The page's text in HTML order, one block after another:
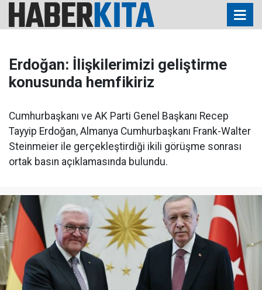
Erdoğan: İlişkilerimizi geliştirme
konusunda hemfikiriz
Cumhurbaşkanı ve AK Parti Genel Başkanı Recep
Tayyip Erdoğan, Almanya Cumhurbaşkanı Frank-Walter
Steinmeier ile gerçekleştirdiği ikili görüşme sonrası
ortak basın açıklamasında bulundu.